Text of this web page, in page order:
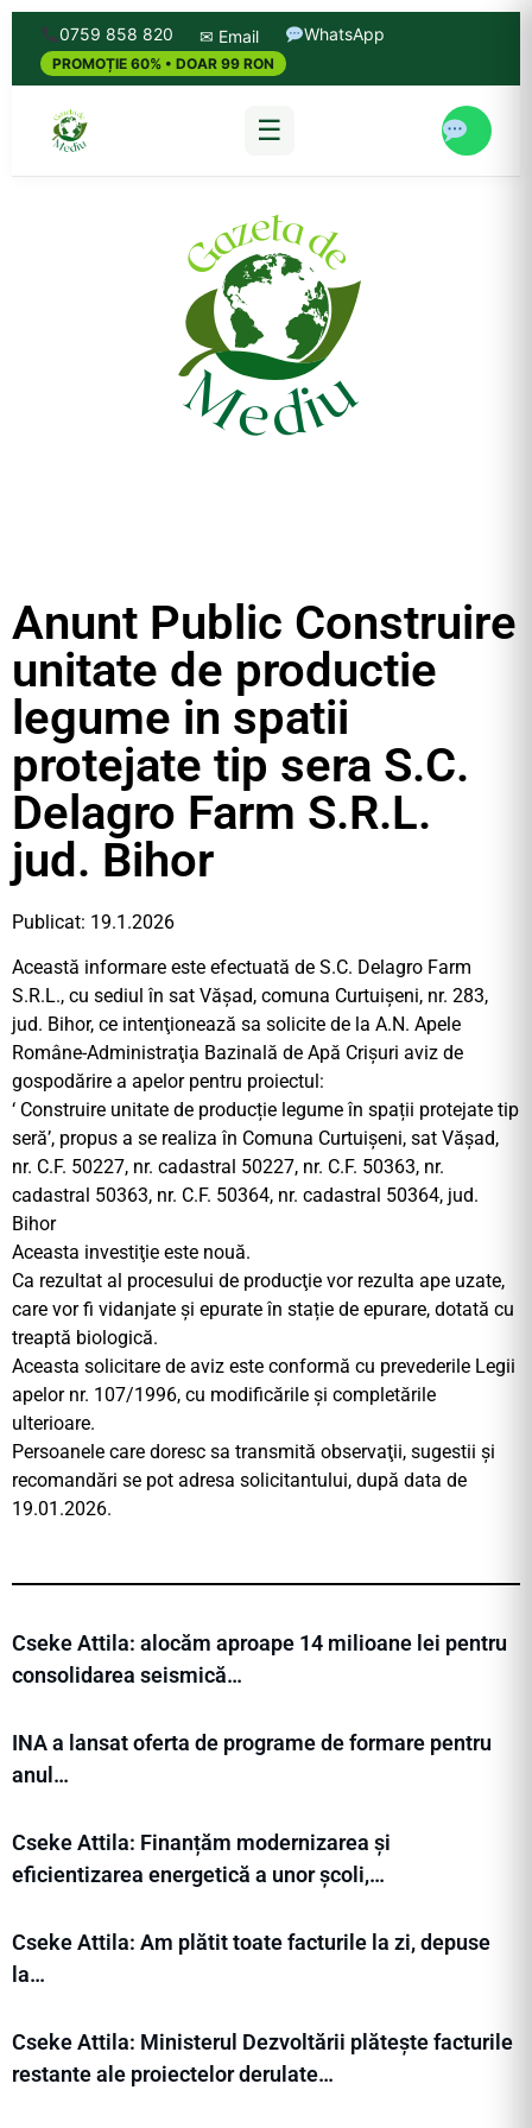
0759 858 820 ✉ Email WhatsApp
PROMOȚIE 60% • DOAR 99 RON
☰
Anunt Public Construire
unitate de productie
legume in spatii
protejate tip sera S.C.
Delagro Farm S.R.L.
jud. Bihor
Publicat: 19.1.2026
Această informare este efectuată de S.C. Delagro Farm
S.R.L., cu sediul în sat Vășad, comuna Curtuișeni, nr. 283,
jud. Bihor, ce intenţionează sa solicite de la A.N. Apele
Române-Administraţia Bazinală de Apă Crişuri aviz de
gospodărire a apelor pentru proiectul:
‘ Construire unitate de producție legume în spații protejate tip
seră’, propus a se realiza în Comuna Curtuișeni, sat Vășad,
nr. C.F. 50227, nr. cadastral 50227, nr. C.F. 50363, nr.
cadastral 50363, nr. C.F. 50364, nr. cadastral 50364, jud.
Bihor
Aceasta investiţie este nouă.
Ca rezultat al procesului de producţie vor rezulta ape uzate,
care vor fi vidanjate și epurate în stație de epurare, dotată cu
treaptă biologică.
Aceasta solicitare de aviz este conformă cu prevederile Legii
apelor nr. 107/1996, cu modificările şi completările
ulterioare.
Persoanele care doresc sa transmită observaţii, sugestii şi
recomandări se pot adresa solicitantului, după data de
19.01.2026.
Cseke Attila: alocăm aproape 14 milioane lei pentru
consolidarea seismică…
INA a lansat oferta de programe de formare pentru
anul…
Cseke Attila: Finanțăm modernizarea și
eficientizarea energetică a unor școli,…
Cseke Attila: Am plătit toate facturile la zi, depuse
la…
Cseke Attila: Ministerul Dezvoltării plătește facturile
restante ale proiectelor derulate…